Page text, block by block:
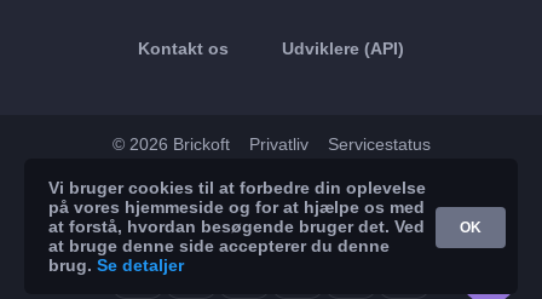
Kontakt os Udviklere (API)
© 2026 Brickoft Privatliv Servicestatus
App Store Google Play
Vi bruger cookies til at forbedre din oplevelse
på vores hjemmeside og for at hjælpe os med
at forstå, hvordan besøgende bruger det. Ved
at bruge denne side accepterer du denne
brug. Se detaljer
OK